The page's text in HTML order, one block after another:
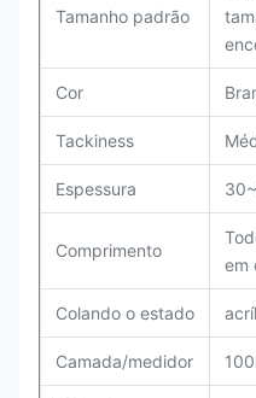
Tamanho padrão
Cor
Tackiness
Espessura
Comprimento
em
Colando o estado
Camada/medidor